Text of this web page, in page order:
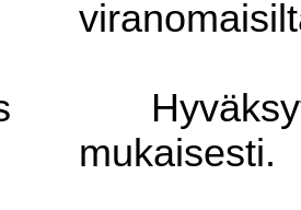
mukaisesti.